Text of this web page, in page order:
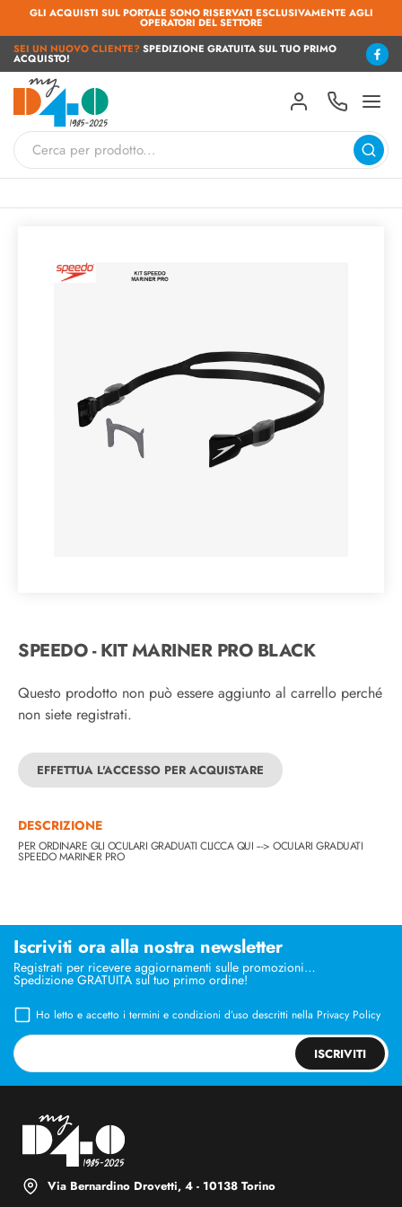
GLI ACQUISTI SUL PORTALE SONO RISERVATI ESCLUSIVAMENTE AGLI
OPERATORI DEL SETTORE
SEI UN NUOVO CLIENTE?SPEDIZIONE GRATUITA SUL TUO PRIMO
ACQUISTO!
SPEEDO - KIT MARINER PRO BLACK
Questo prodotto non può essere aggiunto al carrello perché
non siete registrati.
EFFETTUA L'ACCESSO PER ACQUISTARE
DESCRIZIONE
PER ORDINARE GLI OCULARI GRADUATI CLICCA QUI ---> OCULARI GRADUATI
SPEEDO MARINER PRO
Iscriviti ora alla nostra newsletter
Registrati per ricevere aggiornamenti sulle promozioni…
Spedizione GRATUITA sul tuo primo ordine!
Ho letto e accetto i termini e condizioni d’uso descritti nella Privacy Policy
ISCRIVITI
Via Bernardino Drovetti, 4 - 10138 Torino